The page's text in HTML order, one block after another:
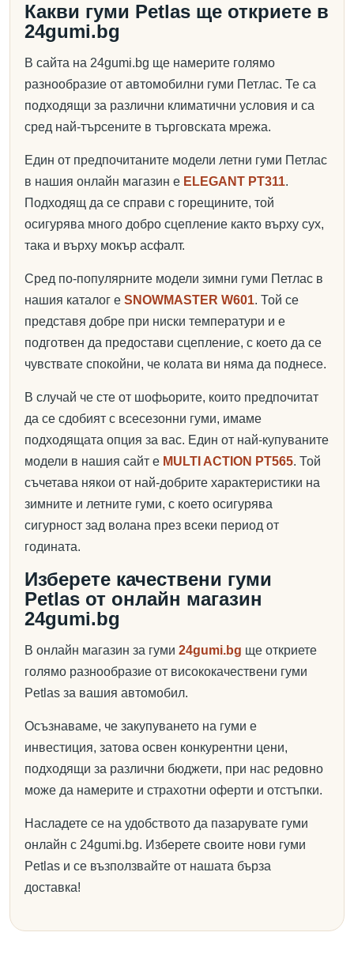
Какви гуми Petlas ще откриете в
24gumi.bg
В сайта на 24gumi.bg ще намерите голямо
разнообразие от автомобилни гуми Петлас. Те са
подходящи за различни климатични условия и са
сред най-търсените в търговската мрежа.
Един от предпочитаните модели летни гуми Петлас
в нашия онлайн магазин е ELEGANT PT311.
Подходящ да се справи с горещините, той
осигурява много добро сцепление както върху сух,
така и върху мокър асфалт.
Сред по-популярните модели зимни гуми Петлас в
нашия каталог е SNOWMASTER W601. Той се
представя добре при ниски температури и е
подготвен да предостави сцепление, с което да се
чувствате спокойни, че колата ви няма да поднесе.
В случай че сте от шофьорите, които предпочитат
да се сдобият с всесезонни гуми, имаме
подходящата опция за вас. Един от най-купуваните
модели в нашия сайт е MULTI ACTION PT565. Той
съчетава някои от най-добрите характеристики на
зимните и летните гуми, с което осигурява
сигурност зад волана през всеки период от
годината.
Изберете качествени гуми
Petlas от онлайн магазин
24gumi.bg
В онлайн магазин за гуми 24gumi.bg ще откриете
голямо разнообразие от висококачествени гуми
Petlas за вашия автомобил.
Осъзнаваме, че закупуването на гуми е
инвестиция, затова освен конкурентни цени,
подходящи за различни бюджети, при нас редовно
може да намерите и страхотни оферти и отстъпки.
Насладете се на удобството да пазарувате гуми
онлайн с 24gumi.bg. Изберете своите нови гуми
Petlas и се възползвайте от нашата бърза
доставка!